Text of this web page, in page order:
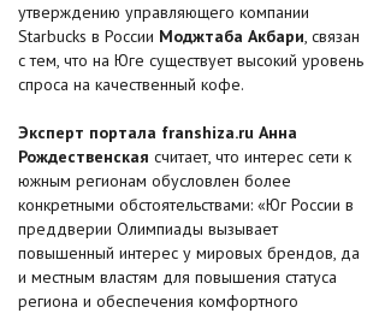
утверждению управляющего компании
Starbucks в России Моджтаба Акбари, связан
с тем, что на Юге существует высокий уровень
спроса на качественный кофе.
Эксперт портала franshiza.ru Анна
Рождественская считает, что интерес сети к
южным регионам обусловлен более
конкретными обстоятельствами: «Юг России в
преддверии Олимпиады вызывает
повышенный интерес у мировых брендов, да
и местным властям для повышения статуса
региона и обеспечения комфортного